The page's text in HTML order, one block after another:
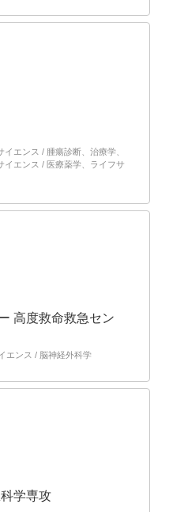
エンス / 腫瘍診断、治療学、
イエンス / 医療薬学、ライフサ
高度救命救急セン
エンス / 脳神経外科学
学専攻